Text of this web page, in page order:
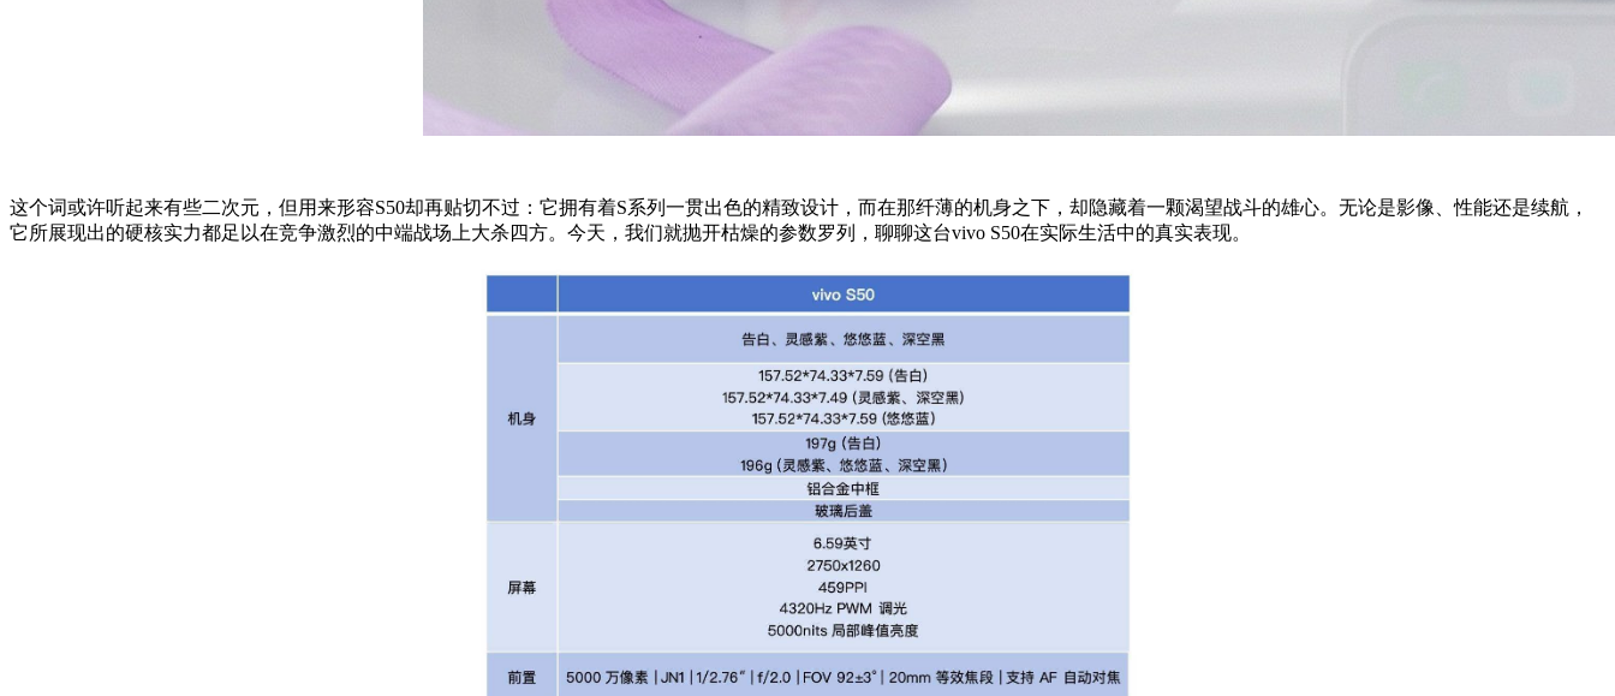
这个词或许听起来有些二次元，但用来形容S50却再贴切不过：它拥有着S系列一贯出色的精致设计，而在那纤薄的机身之下，却隐藏着一颗渴望战斗的雄心。无论是影像、性能还是续航，
它所展现出的硬核实力都足以在竞争激烈的中端战场上大杀四方。今天，我们就抛开枯燥的参数罗列，聊聊这台vivo S50在实际生活中的真实表现。